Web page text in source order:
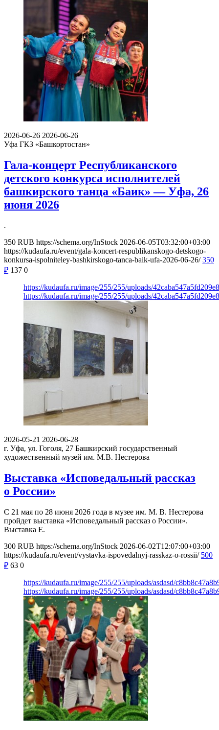
2026-06-26 2026-06-26
Уфа ГКЗ «Башкортостан»
Гала-концерт Республиканского
детского конкурса исполнителей
башкирского танца «Баик» — Уфа, 26
июня 2026
.
350 RUB https://schema.org/InStock 2026-06-05T03:32:00+03:00
https://kudaufa.ru/event/gala-koncert-respublikanskogo-detskogo-
konkursa-ispolniteley-bashkirskogo-tanca-baik-ufa-2026-06-26/ 350
₽ 137 0
https://kudaufa.ru/image/255/255/uploads/
https://kudaufa.ru/image/255/255/uploads/
2026-05-21 2026-06-28
г. Уфа, ул. Гоголя, 27 Башкирский государственный
художественный музей им. М.В. Нестерова
Выставка «Исповедальный рассказ
о России»
С 21 мая по 28 июня 2026 года в музее им. М. В. Нестерова
пройдет выставка «Исповедальный рассказ о России».
Выставка Е.
300 RUB https://schema.org/InStock 2026-06-02T12:07:00+03:00
https://kudaufa.ru/event/vystavka-ispovedalnyj-rasskaz-o-rossii/ 500
₽ 63 0
https://kudaufa.ru/image/255/255/uploads/asdasd/
https://kudaufa.ru/image/255/255/uploads/asdasd/